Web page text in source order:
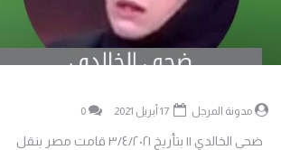
مدونة المرجل 17 أبريل 2021 0
ضحى الخالدي || بتأريخ ٣/٤/٢٠٢١ قامت مصر بنقل